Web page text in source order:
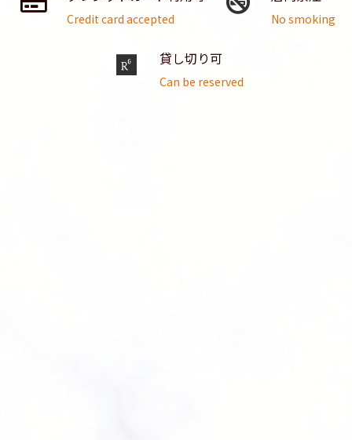
Credit card accepted No smoking
貸し切り可
Can be reserved